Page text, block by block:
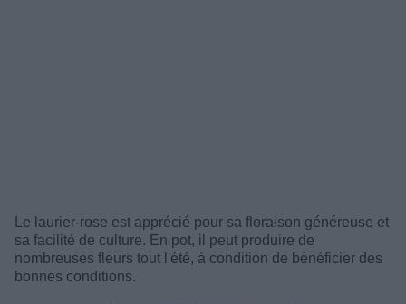
Le laurier-rose est apprécié pour sa floraison généreuse et
sa facilité de culture. En pot, il peut produire de
nombreuses fleurs tout l'été, à condition de bénéficier des
bonnes conditions.